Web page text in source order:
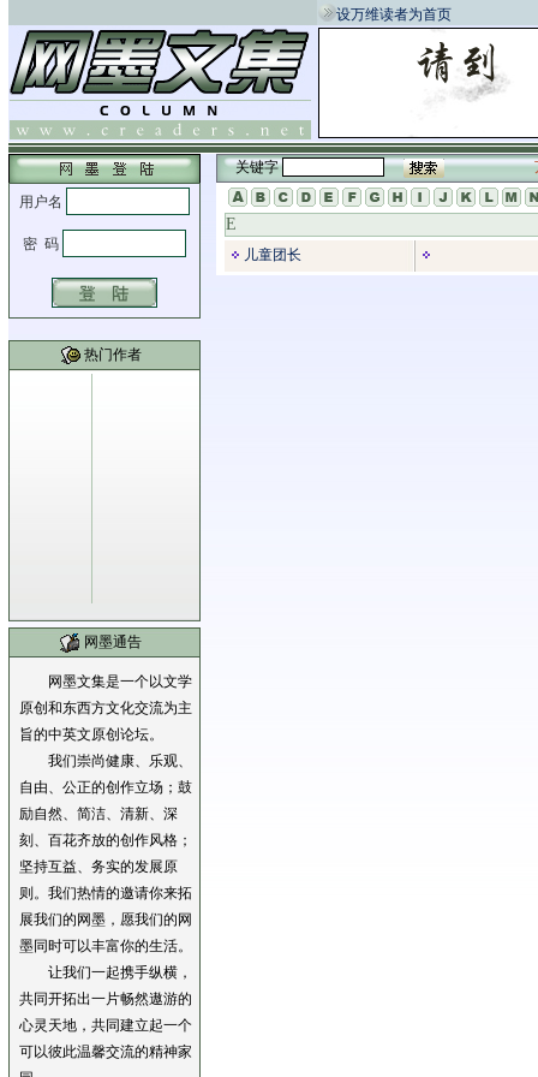
设万维读者为首页
热门作者
网墨通告
网墨文集是一个以文学
原创和东西方文化交流为主
旨的中英文原创论坛。
我们崇尚健康、乐观、
自由、公正的创作立场；鼓
励自然、简洁、清新、深
刻、百花齐放的创作风格；
坚持互益、务实的发展原
则。我们热情的邀请你来拓
展我们的网墨，愿我们的网
墨同时可以丰富你的生活。
让我们一起携手纵横，
共同开拓出一片畅然遨游的
心灵天地，共同建立起一个
可以彼此温馨交流的精神家
关键字
E
儿童团长